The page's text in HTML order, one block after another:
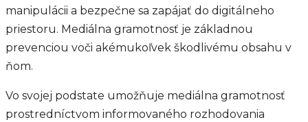
manipulácii a bezpečne sa zapájať do digitálneho
priestoru. Mediálna gramotnosť je základnou
prevenciou voči akémukoľvek škodlivému obsahu v
ňom.
Vo svojej podstate umožňuje mediálna gramotnosť
prostredníctvom informovaného rozhodovania